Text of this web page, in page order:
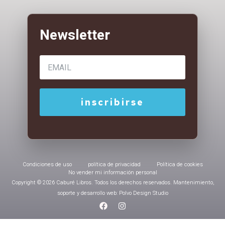
Condiciones de uso política de privacidad
Política de cookies
No vender mi información personal
Copyright © 2026 Caburé Libros. Todos los derechos reservados. Mantenimiento,
soporte y desarrollo web: Polvo Design Studio